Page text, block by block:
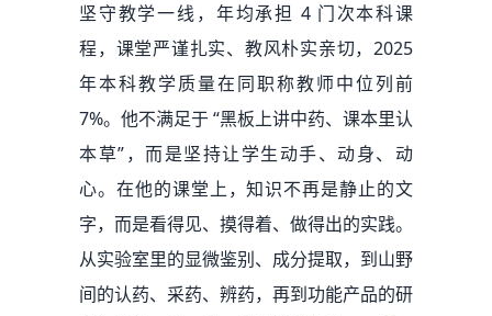
坚守教学一线，年均承担 4 门次本科课
程，课堂严谨扎实、教风朴实亲切，2025
年本科教学质量在同职称教师中位列前
7%。他不满足于 “黑板上讲中药、课本里认
本草”，而是坚持让学生动手、动身、动
心。在他的课堂上，知识不再是静止的文
字，而是看得见、摸得着、做得出的实践。
从实验室里的显微鉴别、成分提取，到山野
间的认药、采药、辨药，再到功能产品的研